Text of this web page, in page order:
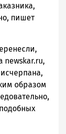
пишет
newskar.ru,
образом